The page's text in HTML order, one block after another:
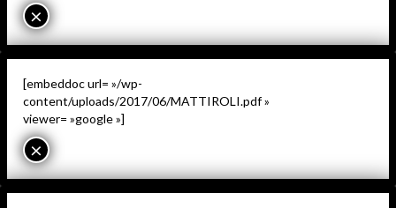
×
[embeddoc url= »/wp-
content/uploads/2017/06/MATTIROLI.pdf »
viewer= »google »]
×